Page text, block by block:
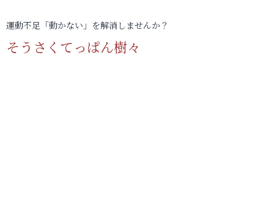
運動不足「動かない」を解消しませんか？
そうさくてっぱん樹々